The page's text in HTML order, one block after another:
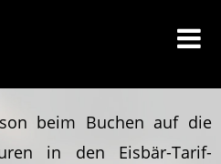
beim Buchen auf die
in den Eisbär-Tarif-